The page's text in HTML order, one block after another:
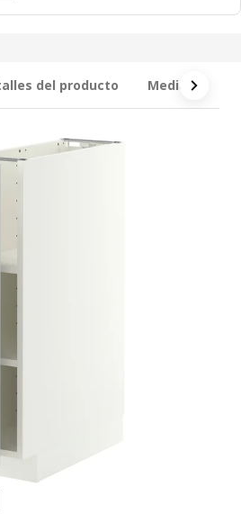
del producto Medidas